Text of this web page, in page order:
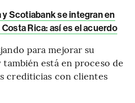
y Scotiabank se integran en
Rica: así es el acuerdo
para mejorar su
está en proceso de
crediticias con clientes